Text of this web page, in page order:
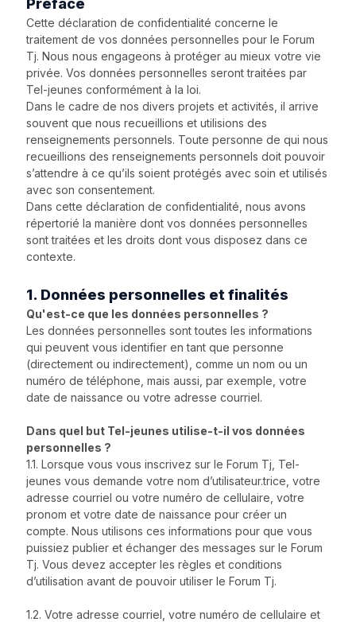
Préface
Cette déclaration de confidentialité concerne le
traitement de vos données personnelles pour le Forum
Tj. Nous nous engageons à protéger au mieux votre vie
privée. Vos données personnelles seront traitées par
Tel-jeunes conformément à la loi.
Dans le cadre de nos divers projets et activités, il arrive
souvent que nous recueillions et utilisions des
renseignements personnels. Toute personne de qui nous
recueillions des renseignements personnels doit pouvoir
s’attendre à ce qu’ils soient protégés avec soin et utilisés
avec son consentement.
Dans cette déclaration de confidentialité, nous avons
répertorié la manière dont vos données personnelles
sont traitées et les droits dont vous disposez dans ce
contexte.
1. Données personnelles et finalités
Qu'est-ce que les données personnelles ?
Les données personnelles sont toutes les informations
qui peuvent vous identifier en tant que personne
(directement ou indirectement), comme un nom ou un
numéro de téléphone, mais aussi, par exemple, votre
date de naissance ou votre adresse courriel.
Dans quel but Tel-jeunes utilise-t-il vos données
personnelles ?
1.1. Lorsque vous vous inscrivez sur le Forum Tj, Tel-
jeunes vous demande votre nom d’utilisateur.trice, votre
adresse courriel ou votre numéro de cellulaire, votre
pronom et votre date de naissance pour créer un
compte. Nous utilisons ces informations pour que vous
puissiez publier et échanger des messages sur le Forum
Tj. Vous devez accepter les règles et conditions
d’utilisation avant de pouvoir utiliser le Forum Tj.
1.2. Votre adresse courriel, votre numéro de cellulaire et